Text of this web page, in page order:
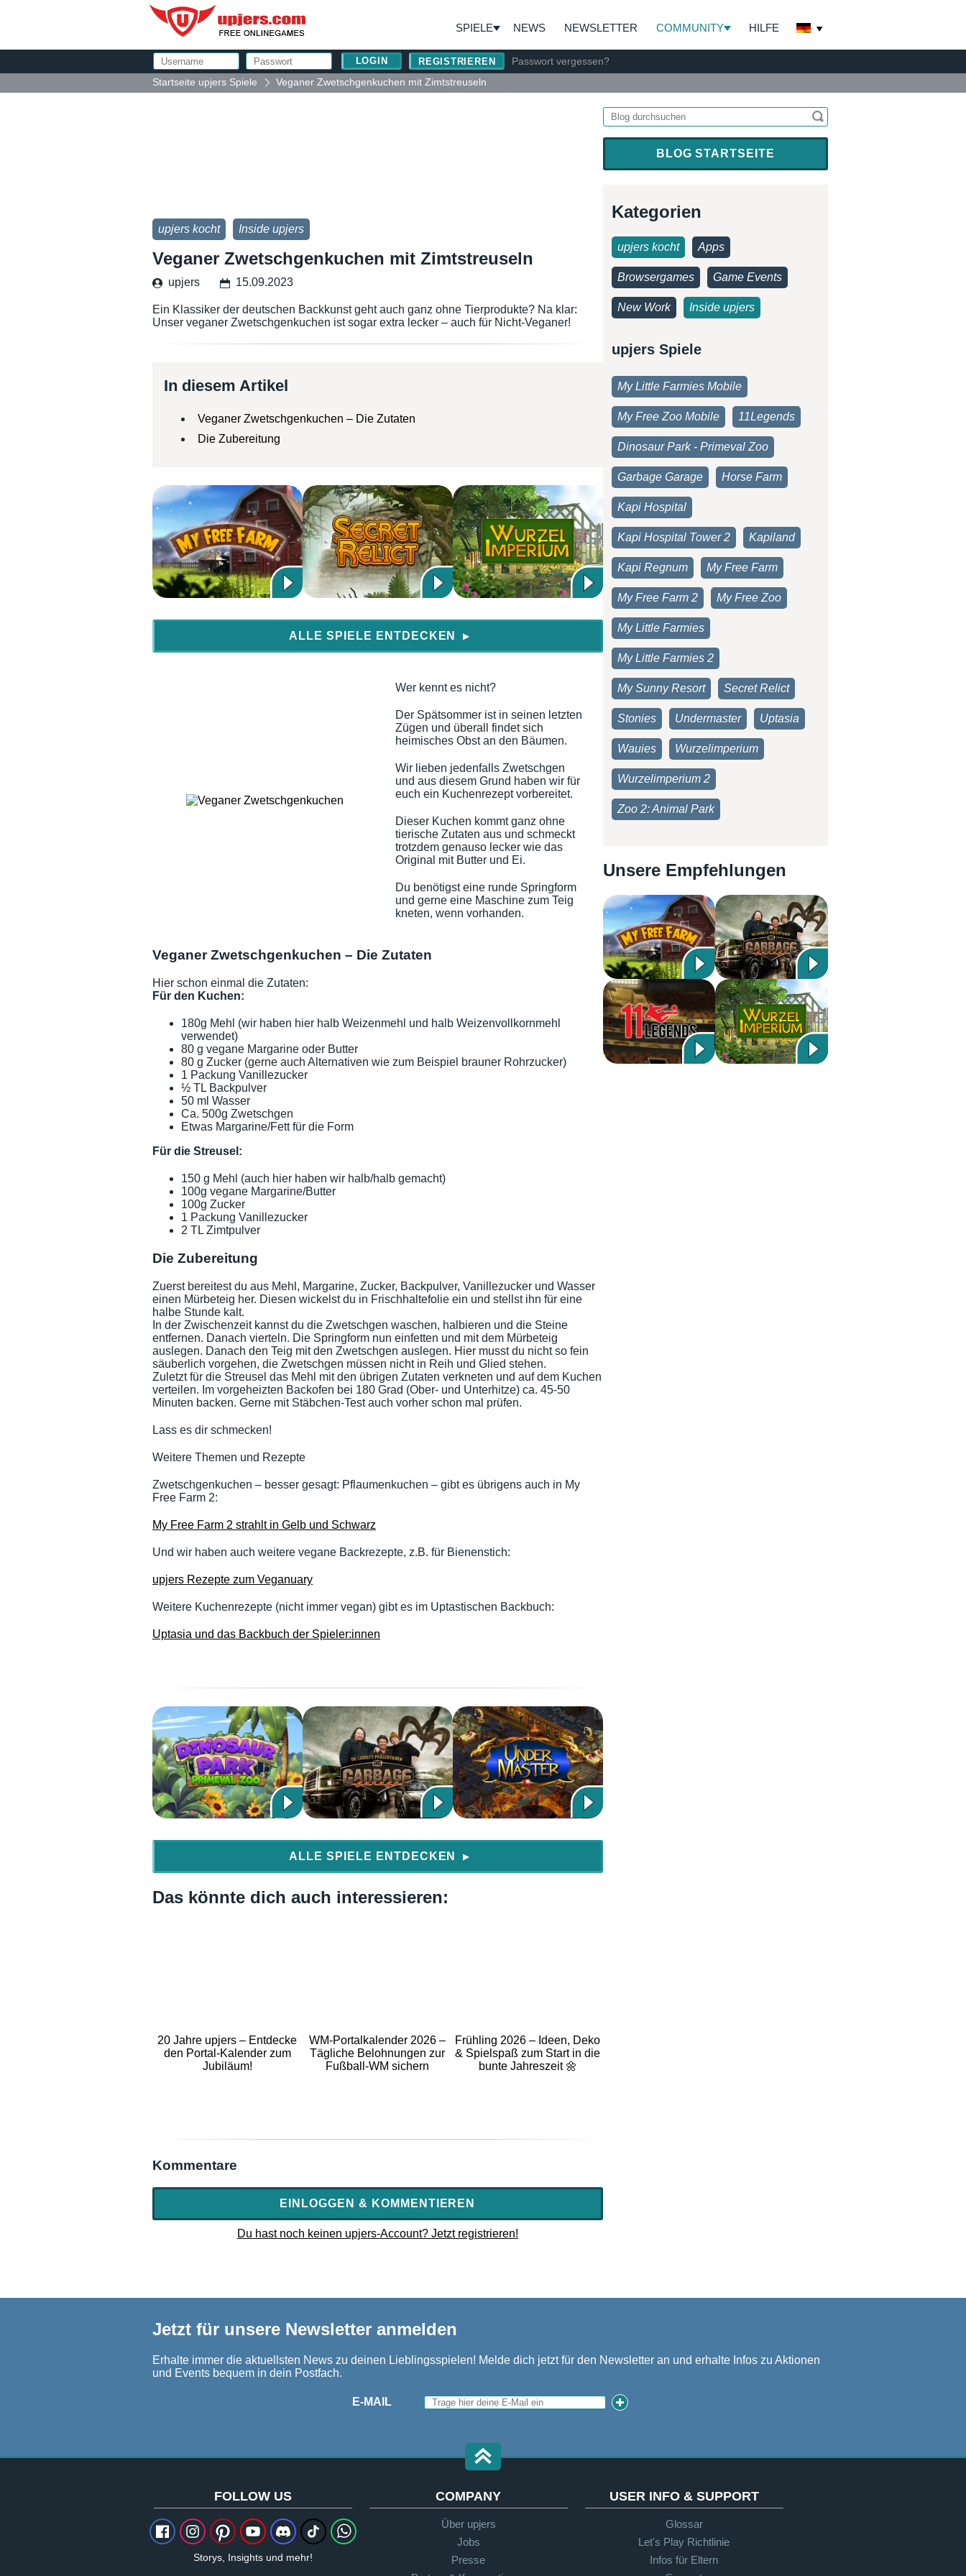
SPIELE NEWS NEWSLETTER COMMUNITY HILFE
REGISTRIEREN
Passwort vergessen?
Startseite upjers Spiele
Veganer Zwetschgenkuchen mit Zimtstreuseln
upjers kocht Inside upjers
Veganer Zwetschgenkuchen mit Zimtstreuseln
upjers 15.09.2023
Ein Klassiker der deutschen Backkunst geht auch ganz ohne Tierprodukte? Na klar:
Unser veganer Zwetschgenkuchen ist sogar extra lecker – auch für Nicht-Veganer!
In diesem Artikel
Veganer Zwetschgenkuchen – Die Zutaten
Die Zubereitung
ALLE SPIELE ENTDECKEN ▶
Wer kennt es nicht?
Der Spätsommer ist in seinen letzten
Zügen und überall findet sich
heimisches Obst an den Bäumen.
Wir lieben jedenfalls Zwetschgen
und aus diesem Grund haben wir für
euch ein Kuchenrezept vorbereitet.
Dieser Kuchen kommt ganz ohne
tierische Zutaten aus und schmeckt
trotzdem genauso lecker wie das
Original mit Butter und Ei.
Du benötigst eine runde Springform
und gerne eine Maschine zum Teig
kneten, wenn vorhanden.
Veganer Zwetschgenkuchen – Die Zutaten
Hier schon einmal die Zutaten:
Für den Kuchen:
180g Mehl (wir haben hier halb Weizenmehl und halb Weizenvollkornmehl
verwendet)
80 g vegane Margarine oder Butter
80 g Zucker (gerne auch Alternativen wie zum Beispiel brauner Rohrzucker)
1 Packung Vanillezucker
½ TL Backpulver
50 ml Wasser
Ca. 500g Zwetschgen
Etwas Margarine/Fett für die Form
Für die Streusel:
150 g Mehl (auch hier haben wir halb/halb gemacht)
100g vegane Margarine/Butter
100g Zucker
1 Packung Vanillezucker
2 TL Zimtpulver
Die Zubereitung
Zuerst bereitest du aus Mehl, Margarine, Zucker, Backpulver, Vanillezucker und Wasser
einen Mürbeteig her. Diesen wickelst du in Frischhaltefolie ein und stellst ihn für eine
halbe Stunde kalt.
In der Zwischenzeit kannst du die Zwetschgen waschen, halbieren und die Steine
entfernen. Danach vierteln. Die Springform nun einfetten und mit dem Mürbeteig
auslegen. Danach den Teig mit den Zwetschgen auslegen. Hier musst du nicht so fein
säuberlich vorgehen, die Zwetschgen müssen nicht in Reih und Glied stehen.
Zuletzt für die Streusel das Mehl mit den übrigen Zutaten verkneten und auf dem Kuchen
verteilen. Im vorgeheizten Backofen bei 180 Grad (Ober- und Unterhitze) ca. 45-50
Minuten backen. Gerne mit Stäbchen-Test auch vorher schon mal prüfen.
Lass es dir schmecken!
Weitere Themen und Rezepte
Zwetschgenkuchen – besser gesagt: Pflaumenkuchen – gibt es übrigens auch in My
Free Farm 2:
My Free Farm 2 strahlt in Gelb und Schwarz
Und wir haben auch weitere vegane Backrezepte, z.B. für Bienenstich:
upjers Rezepte zum Veganuary
Weitere Kuchenrezepte (nicht immer vegan) gibt es im Uptastischen Backbuch:
Uptasia und das Backbuch der Spieler:innen
ALLE SPIELE ENTDECKEN ▶
Das könnte dich auch interessieren:
20 Jahre upjers – Entdecke
den Portal-Kalender zum
Jubiläum!
WM-Portalkalender 2026 –
Tägliche Belohnungen zur
Fußball-WM sichern
Frühling 2026 – Ideen, Deko
& Spielspaß zum Start in die
bunte Jahreszeit 🌼
Kommentare
EINLOGGEN & KOMMENTIEREN
Du hast noch keinen upjers-Account? Jetzt registrieren!
BLOG STARTSEITE
Kategorien
upjers kocht Apps
Browsergames Game Events
New Work Inside upjers
upjers Spiele
My Little Farmies Mobile
My Free Zoo Mobile 11Legends
Dinosaur Park - Primeval Zoo
Garbage Garage Horse Farm
Kapi Hospital
Kapi Hospital Tower 2 Kapiland
Kapi Regnum My Free Farm
My Free Farm 2 My Free Zoo
My Little Farmies
My Little Farmies 2
My Sunny Resort Secret Relict
Stonies Undermaster Uptasia
Wauies Wurzelimperium
Wurzelimperium 2
Zoo 2: Animal Park
Unsere Empfehlungen
Jetzt für unsere Newsletter anmelden
Erhalte immer die aktuellsten News zu deinen Lieblingsspielen! Melde dich jetzt für den Newsletter an und erhalte Infos zu Aktionen
und Events bequem in dein Postfach.
E-MAIL
FOLLOW US
Storys, Insights und mehr!
COMPANY
Über upjers
Jobs
Presse
USER INFO & SUPPORT
Glossar
Let's Play Richtlinie
Infos für Eltern